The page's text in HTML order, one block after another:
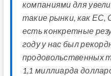
компаниями для
такие рынки, как ЕС,
есть конкретные
году у нас был
продовольственных
1,1 миллиарда